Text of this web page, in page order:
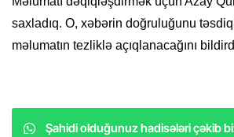
saxladıq. O, xəbərin doğruluğunu
məlumatın tezliklə açıqlanacağını
Şahidi olduğunuz hadisələri çəkib